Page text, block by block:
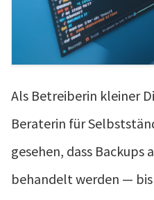
Als Betreiberin kleiner
Beraterin für
gesehen, dass Backups
behandelt werden —